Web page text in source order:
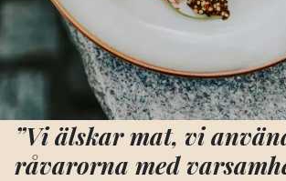
”Vi älskar mat, vi
råvarorna med